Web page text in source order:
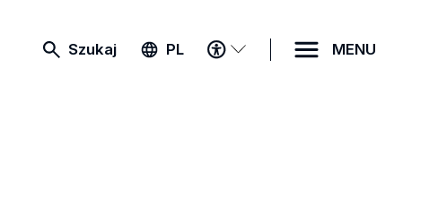
Szukaj PL
MENU
DOSTĘPNOŚCI
MENU